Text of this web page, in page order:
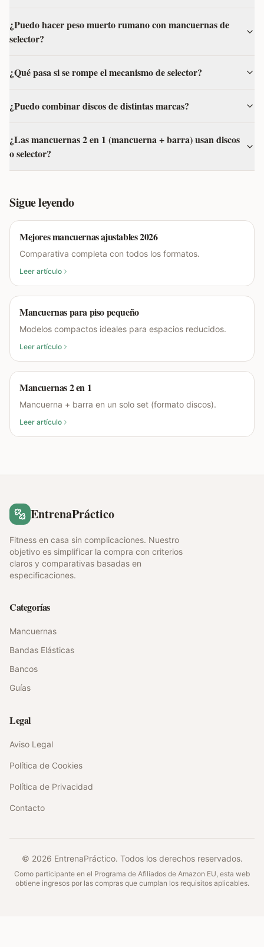
¿Puedo hacer peso muerto rumano con mancuernas de
selector?
¿Qué pasa si se rompe el mecanismo de selector?
¿Puedo combinar discos de distintas marcas?
¿Las mancuernas 2 en 1 (mancuerna + barra) usan discos
o selector?
Sigue leyendo
Mejores mancuernas ajustables 2026
Comparativa completa con todos los formatos.
Leer artículo
Mancuernas para piso pequeño
Modelos compactos ideales para espacios reducidos.
Leer artículo
Mancuernas 2 en 1
Mancuerna + barra en un solo set (formato discos).
Leer artículo
EntrenaPráctico
Fitness en casa sin complicaciones. Nuestro
objetivo es simplificar la compra con criterios
claros y comparativas basadas en
especificaciones.
Categorías
Mancuernas
Bandas Elásticas
Bancos
Guías
Legal
Aviso Legal
Política de Cookies
Política de Privacidad
Contacto
© 2026 EntrenaPráctico. Todos los derechos reservados.
Como participante en el Programa de Afiliados de Amazon EU, esta web
obtiene ingresos por las compras que cumplan los requisitos aplicables.